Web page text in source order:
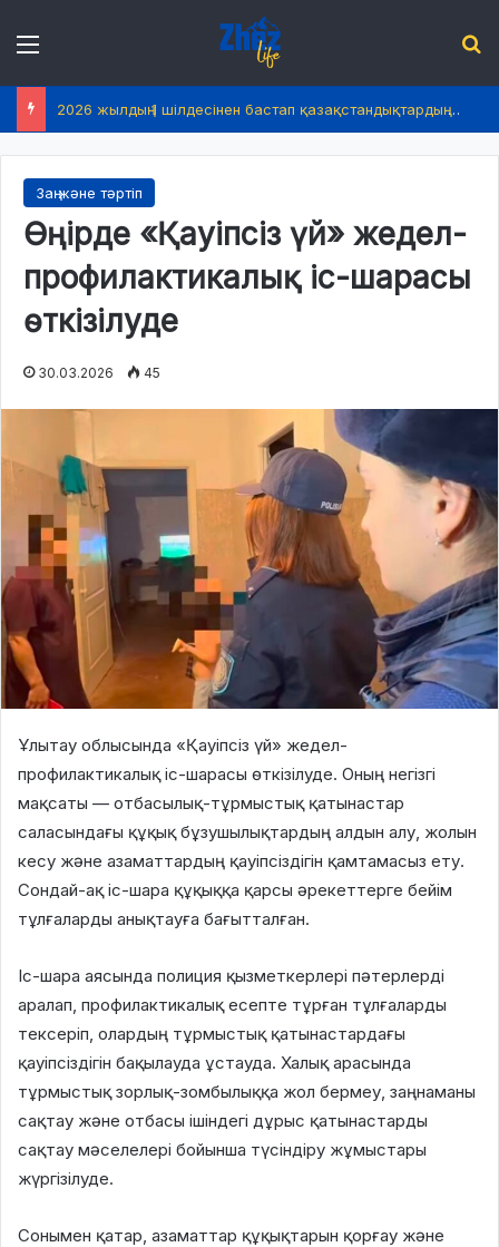
2026 жылдың 1 шілдесінен бастап қазақстандықтардың өмірінде не өзгереді?
Заң және тәртіп
Өңірде «Қауіпсіз үй» жедел-
профилактикалық іс-шарасы
өткізілуде
30.03.2026 45
Ұлытау облысында «Қауіпсіз үй» жедел-
профилактикалық іс-шарасы өткізілуде. Оның негізгі
мақсаты — отбасылық-тұрмыстық қатынастар
саласындағы құқық бұзушылықтардың алдын алу, жолын
кесу және азаматтардың қауіпсіздігін қамтамасыз ету.
Сондай-ақ іс-шара құқыққа қарсы әрекеттерге бейім
тұлғаларды анықтауға бағытталған.
Іс-шара аясында полиция қызметкерлері пәтерлерді
аралап, профилактикалық есепте тұрған тұлғаларды
тексеріп, олардың тұрмыстық қатынастардағы
қауіпсіздігін бақылауда ұстауда. Халық арасында
тұрмыстық зорлық-зомбылыққа жол бермеу, заңнаманы
сақтау және отбасы ішіндегі дұрыс қатынастарды
сақтау мәселелері бойынша түсіндіру жұмыстары
жүргізілуде.
Сонымен қатар, азаматтар құқықтарын қорғау және